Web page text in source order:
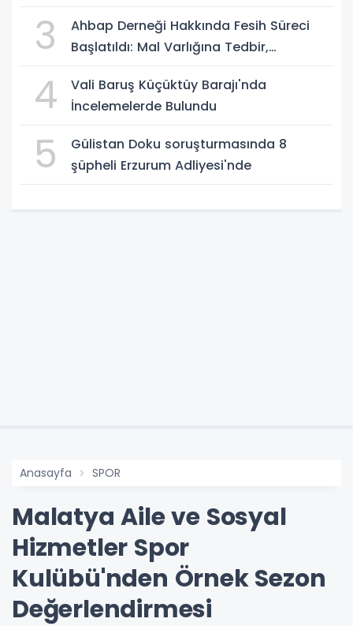
3
Ahbap Derneği Hakkında Fesih Süreci
Başlatıldı: Mal Varlığına Tedbir,
4
Vali Baruş Küçüktüy Barajı'nda
İncelemelerde Bulundu
5
Gülistan Doku soruşturmasında 8
şüpheli Erzurum Adliyesi'nde
Anasayfa SPOR
Malatya Aile ve Sosyal
Hizmetler Spor
Kulübü'nden Örnek Sezon
Değerlendirmesi